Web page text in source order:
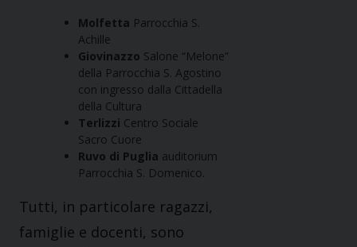
Molfetta Parrocchia S.
Achille
Giovinazzo Salone “Melone”
della Parrocchia S. Agostino
con ingresso dalla Cittadella
della Cultura
Terlizzi Centro Sociale
Sacro Cuore
Ruvo di Puglia auditorium
Parrocchia S. Domenico.
Tutti, in particolare ragazzi,
famiglie e docenti, sono